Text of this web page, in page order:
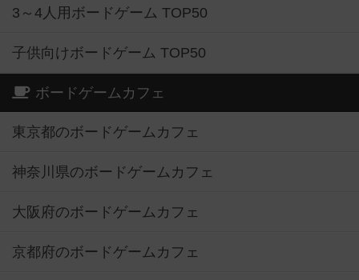
3～4人用ボードゲーム TOP50
子供向けボードゲーム TOP50
ボードゲームカフェ
東京都のボードゲームカフェ
神奈川県のボードゲームカフェ
大阪府のボードゲームカフェ
京都府のボードゲームカフェ